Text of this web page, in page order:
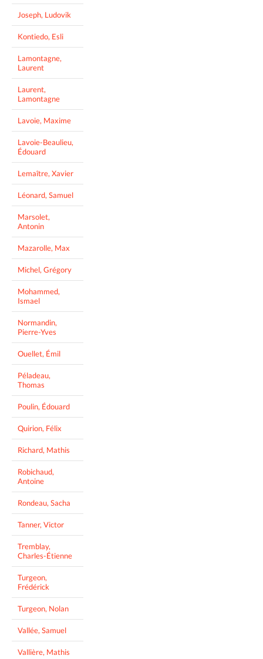
Joseph, Ludovik
Kontiedo, Esli
Lamontagne,
Laurent
Laurent,
Lamontagne
Lavoie, Maxime
Lavoie-Beaulieu,
Édouard
Lemaître, Xavier
Léonard, Samuel
Marsolet,
Antonin
Mazarolle, Max
Michel, Grégory
Mohammed,
Ismael
Normandin,
Pierre-Yves
Ouellet, Émil
Péladeau,
Thomas
Poulin, Édouard
Quirion, Félix
Richard, Mathis
Robichaud,
Antoine
Rondeau, Sacha
Tanner, Victor
Tremblay,
Charles-Étienne
Turgeon,
Frédérick
Turgeon, Nolan
Vallée, Samuel
Vallière, Mathis